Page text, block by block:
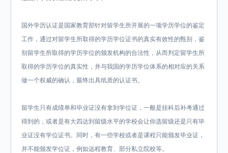
国外学历认证是国家教育部针对留学生所开展的一项学历学位的鉴定
工作，通过对留学生所取得的学历学位证书的真实有效性的甄别，鉴
别留学生所取得的学历学位的颁发机构的合法性，从而判定留学生所
取得的学历学位的真实性，并与我国的学历学位体系的相对应的关系
做一个权威的确认，最终出具纸质的认证书。
留学生只有成绩单和毕业证没有拿到学位证，一般是挂科后补考通过
得到的，或者是有大四达到留级水平的学校会让你选留级还是只有毕
业证没有学位证书。同时，有一些学校或者是课程只能颁发毕业证，
并不能颁发学位证，例如远程教育、部分私立院校等。